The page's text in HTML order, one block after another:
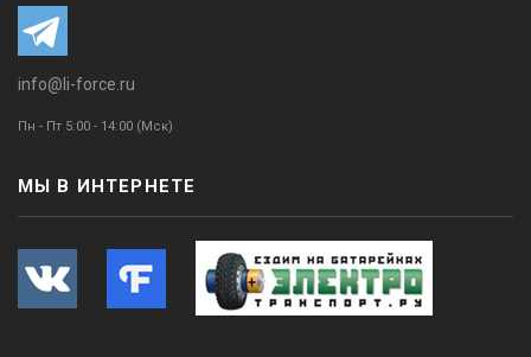
info@li-force.ru
Пн - Пт 5:00 - 14:00 (Мск)
МЫ В ИНТЕРНЕТЕ